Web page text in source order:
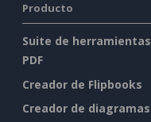
Producto
Suite de herramientas
PDF
Creador de Flipbooks
Creador de diagramas